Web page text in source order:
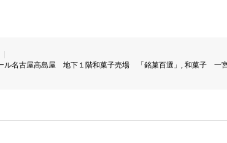
ル名古屋高島屋 地下１階和菓子売場 「銘菓百選」 , 和菓子 一